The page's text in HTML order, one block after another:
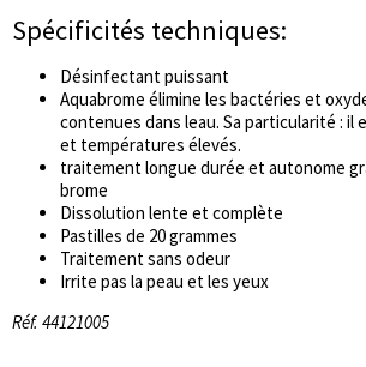
Spécificités techniques:
Désinfectant puissant
Aquabrome élimine les bactéries et
contenues dans leau. Sa particularité : il
et températures élevés.
traitement longue durée et autonome
brome
Dissolution lente et complète
Pastilles de 20 grammes
Traitement sans odeur
Irrite pas la peau et les yeux
Réf. 44121005